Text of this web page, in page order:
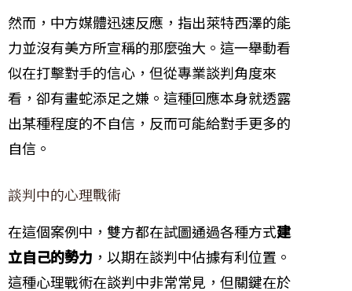
然而，中方媒體迅速反應，指出萊特西澤的能
力並沒有美方所宣稱的那麼強大。這一舉動看
似在打擊對手的信心，但從專業談判角度來
看，卻有畫蛇添足之嫌。這種回應本身就透露
出某種程度的不自信，反而可能給對手更多的
自信。
談判中的心理戰術
在這個案例中，雙方都在試圖通過各種方式建
立自己的勢力 ，以期在談判中佔據有利位置。
這種心理戰術在談判中非常常見，但關鍵在於